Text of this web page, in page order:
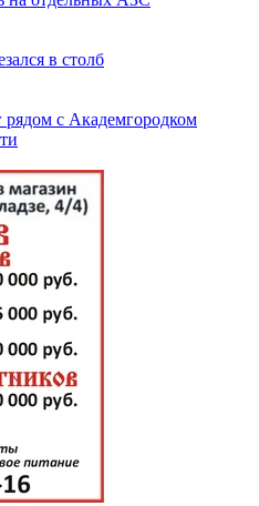
в столб
рядом с Академгородком